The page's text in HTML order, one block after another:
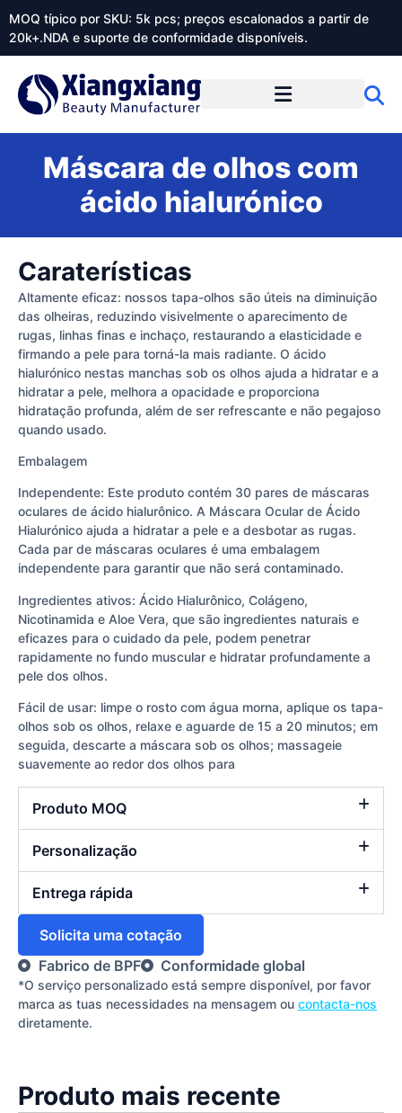
MOQ típico por SKU: 5k pcs; preços escalonados a partir de
20k+.NDA e suporte de conformidade disponíveis.
Máscara de olhos com
ácido hialurónico
Caraterísticas
Altamente eficaz: nossos tapa-olhos são úteis na diminuição
das olheiras, reduzindo visivelmente o aparecimento de
rugas, linhas finas e inchaço, restaurando a elasticidade e
firmando a pele para torná-la mais radiante. O ácido
hialurónico nestas manchas sob os olhos ajuda a hidratar e a
hidratar a pele, melhora a opacidade e proporciona
hidratação profunda, além de ser refrescante e não pegajoso
quando usado.
Embalagem
Independente: Este produto contém 30 pares de máscaras
oculares de ácido hialurônico. A Máscara Ocular de Ácido
Hialurónico ajuda a hidratar a pele e a desbotar as rugas.
Cada par de máscaras oculares é uma embalagem
independente para garantir que não será contaminado.
Ingredientes ativos: Ácido Hialurônico, Colágeno,
Nicotinamida e Aloe Vera, que são ingredientes naturais e
eficazes para o cuidado da pele, podem penetrar
rapidamente no fundo muscular e hidratar profundamente a
pele dos olhos.
Fácil de usar: limpe o rosto com água morna, aplique os tapa-
olhos sob os olhos, relaxe e aguarde de 15 a 20 minutos; em
seguida, descarte a máscara sob os olhos; massageie
suavemente ao redor dos olhos para
Produto MOQ
Personalização
Entrega rápida
Solicita uma cotação
Fabrico de BPF
Conformidade global
*O serviço personalizado está sempre disponível, por favor
marca as tuas necessidades na mensagem ou contacta-nos
diretamente.
Produto mais recente